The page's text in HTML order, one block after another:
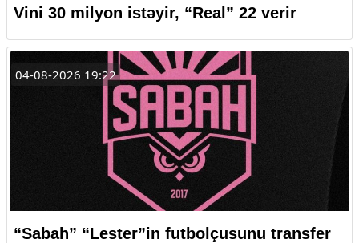
Vini 30 milyon istəyir, “Real” 22 verir
04-08-2026 19:22
“Sabah” “Lester”in futbolçusunu transfer